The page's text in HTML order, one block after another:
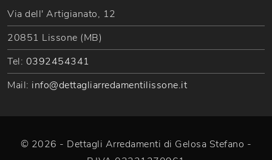
Via dell' Artigianato, 12
20851 Lissone (MB)
Tel: 0392454341
Mail: info@dettagliarredamentilissone.it
© 2026 - Dettagli Arredamenti di Gelosa Stefano -